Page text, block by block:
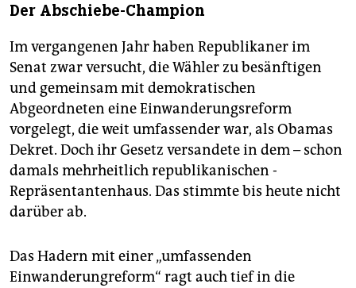
Der Abschiebe-Champion
Im vergangenen Jahr haben Republikaner im
Senat zwar versucht, die Wähler zu besänftigen
und gemeinsam mit demokratischen
Abgeordneten eine Einwanderungsreform
vorgelegt, die weit umfassender war, als Obamas
Dekret. Doch ihr Gesetz versandete in dem – schon
damals mehrheitlich republikanischen -
Repräsentantenhaus. Das stimmte bis heute nicht
darüber ab.
Das Hadern mit einer „umfassenden
Einwanderungreform“ ragt auch tief in die